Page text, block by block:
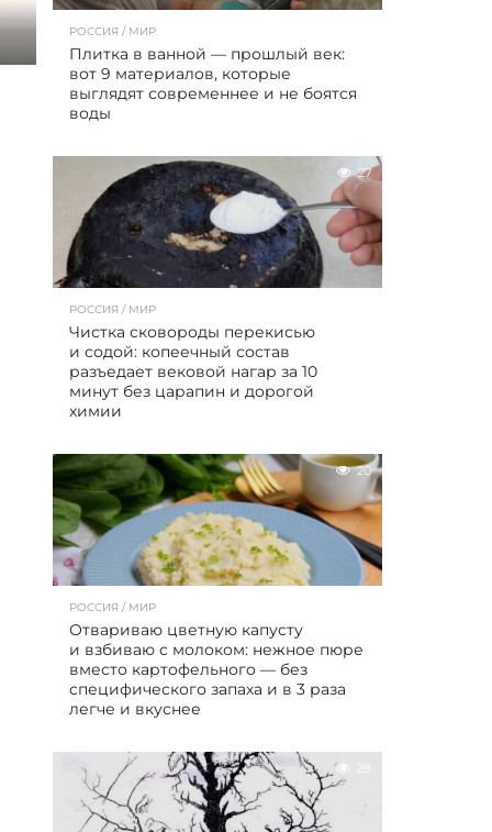
РОССИЯ / МИР
Плитка в ванной — прошлый век:
вот 9 материалов, которые
выглядят современнее и не боятся
воды
27
РОССИЯ / МИР
Чистка сковороды перекисью
и содой: копеечный состав
разъедает вековой нагар за 10
минут без царапин и дорогой
химии
20
РОССИЯ / МИР
Отвариваю цветную капусту
и взбиваю с молоком: нежное пюре
вместо картофельного — без
специфического запаха и в 3 раза
легче и вкуснее
28